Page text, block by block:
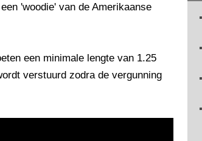
'woodie' van de Amerikaanse
een minimale lengte van 1.25
verstuurd zodra de vergunning